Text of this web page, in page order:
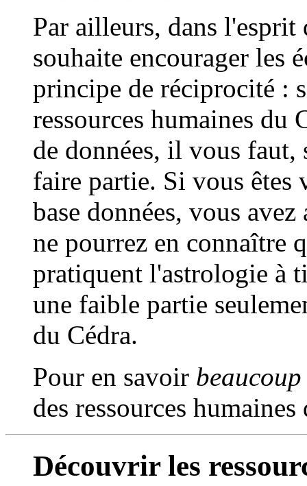
Par ailleurs, dans
souhaite encourager les
principe de réciprocité :
ressources humaines du
de données, il vous faut,
faire partie. Si vous êtes
base données, vous
ne pourrez en connaître
pratiquent l'astrologie à
une faible partie
du Cédra.
Pour en savoir beaucoup
des ressources
Découvrir les